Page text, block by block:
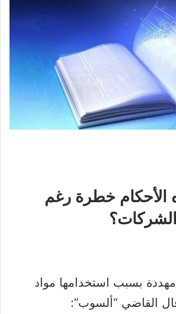
الأحكام خطرة رغم
مهددة بسبب استخدامها مواد
القاضي “ألسوب”: